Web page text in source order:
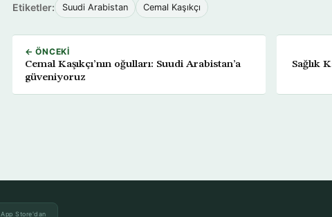
Etiketler: Suudi Arabistan Cemal Kaşıkçı
← ÖNCEKI
Cemal Kaşıkçı’nın oğulları: Suudi Arabistan’a
güveniyoruz
Sağlık
App Store'dan